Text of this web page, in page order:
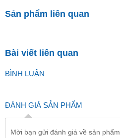
Sản phẩm liên quan
Bài viết liên quan
BÌNH LUẬN
ĐÁNH GIÁ SẢN PHẨM
Mời bạn gửi đánh giá về sản phẩm